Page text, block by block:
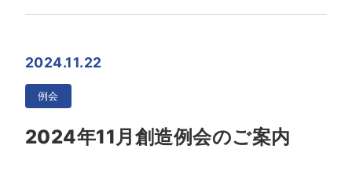
2024.11.22
例会
2024年11月創造例会のご案内